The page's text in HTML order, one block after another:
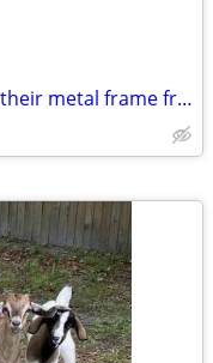
Four free glass panels in their metal frame from a 6ft sliding door